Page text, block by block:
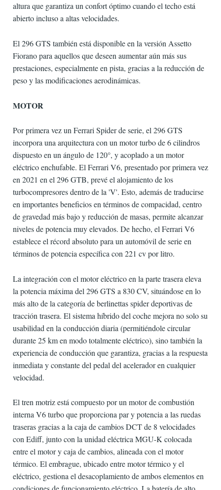
altura que garantiza un confort óptimo cuando el techo está
abierto incluso a altas velocidades.
El 296 GTS también está disponible en la versión Assetto
Fiorano para aquellos que deseen aumentar aún más sus
prestaciones, especialmente en pista, gracias a la reducción de
peso y las modificaciones aerodinámicas.
MOTOR
Por primera vez un Ferrari Spider de serie, el 296 GTS
incorpora una arquitectura con un motor turbo de 6 cilindros
dispuesto en un ángulo de 120°, y acoplado a un motor
eléctrico enchufable. El Ferrari V6, presentado por primera vez
en 2021 en el 296 GTB, prevé el alojamiento de los
turbocompresores dentro de la 'V'. Esto, además de traducirse
en importantes beneficios en términos de compacidad, centro
de gravedad más bajo y reducción de masas, permite alcanzar
niveles de potencia muy elevados. De hecho, el Ferrari V6
establece el récord absoluto para un automóvil de serie en
términos de potencia específica con 221 cv por litro.
La integración con el motor eléctrico en la parte trasera eleva
la potencia máxima del 296 GTS a 830 CV, situándose en lo
más alto de la categoría de berlinettas spider deportivas de
tracción trasera. El sistema híbrido del coche mejora no solo su
usabilidad en la conducción diaria (permitiéndole circular
durante 25 km en modo totalmente eléctrico), sino también la
experiencia de conducción que garantiza, gracias a la respuesta
inmediata y constante del pedal del acelerador en cualquier
velocidad.
El tren motriz está compuesto por un motor de combustión
interna V6 turbo que proporciona par y potencia a las ruedas
traseras gracias a la caja de cambios DCT de 8 velocidades
con Ediff, junto con la unidad eléctrica MGU-K colocada
entre el motor y caja de cambios, alineada con el motor
térmico. El embrague, ubicado entre motor térmico y el
eléctrico, gestiona el desacoplamiento de ambos elementos en